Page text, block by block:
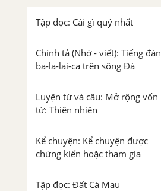
Tập đọc: Cái gì quý nhất
Chính tả (Nhớ - viết): Tiếng đàn
ba-la-lai-ca trên sông Đà
Luyện từ và câu: Mở rộng vốn
từ: Thiên nhiên
Kể chuyện: Kể chuyện được
chứng kiến hoặc tham gia
Tập đọc: Đất Cà Mau